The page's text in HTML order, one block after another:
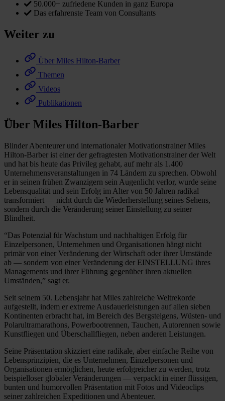
50.000+ zufriedene Kunden in ganz Europa
Das erfahrenste Team von Consultants
Weiter zu
Über Miles Hilton-Barber
Themen
Videos
Publikationen
Über Miles Hilton-Barber
Blinder Abenteurer und internationaler Motivationstrainer Miles
Hilton-Barber ist einer der gefragtesten Motivationstrainer der Welt
und hat bis heute das Privileg gehabt, auf mehr als 1.400
Unternehmensveranstaltungen in 74 Ländern zu sprechen. Obwohl
er in seinen frühen Zwanzigern sein Augenlicht verlor, wurde seine
Lebensqualität und sein Erfolg im Alter von 50 Jahren radikal
transformiert — nicht durch die Wiederherstellung seines Sehens,
sondern durch die Veränderung seiner Einstellung zu seiner
Blindheit.
“Das Potenzial für Wachstum und nachhaltigen Erfolg für
Einzelpersonen, Unternehmen und Organisationen hängt nicht
primär von einer Veränderung der Wirtschaft oder ihrer Umstände
ab — sondern von einer Veränderung der EINSTELLUNG ihres
Managements und ihrer Führung gegenüber ihren aktuellen
Umständen,” sagt er.
Seit seinem 50. Lebensjahr hat Miles zahlreiche Weltrekorde
aufgestellt, indem er extreme Ausdauerleistungen auf allen sieben
Kontinenten erbracht hat, im Bereich des Bergsteigens, Wüsten- und
Polarultramarathons, Powerbootrennen, Tauchen, Autorennen sowie
Kunstfliegen und Überschallfliegen, neben anderen Leistungen.
Seine Präsentation skizziert eine radikale, aber einfache Reihe von
Lebensprinzipien, die es Unternehmen, Einzelpersonen und
Organisationen ermöglichen, heute erfolgreicher zu werden, trotz
beispielloser globaler Veränderungen — verpackt in einer flüssigen,
bunten und humorvollen Präsentation mit Fotos und Videoclips
seiner zahlreichen Expeditionen und Abenteuer.